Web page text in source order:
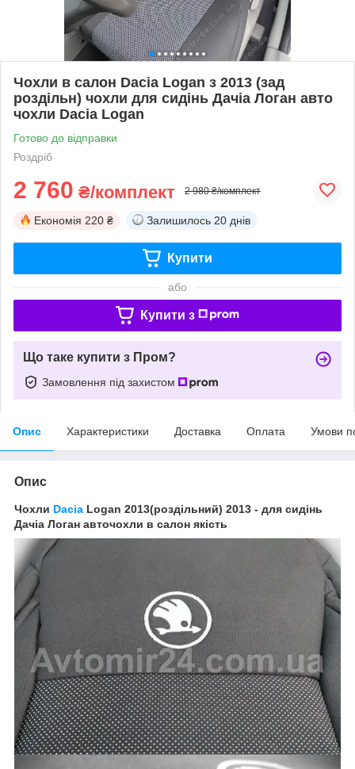
Чохли в салон Dacia Logan з 2013 (зад
роздільн) чохли для сидінь Дачіа Логан авто
чохли Dacia Logan
Готово до відправки
Роздріб
2 760 ₴/комплект 2 980 ₴/комплект
Економія 220 ₴ Залишилось 20 днів
Купити
або
Купити з
Що таке купити з Пром?
Замовлення під захистом
Опис Характеристики Доставка Оплата Умови
Опис
Чохли Dacia Logan 2013(роздільний) 2013 - для сидінь
Дачіа Логан авточохли в салон якість